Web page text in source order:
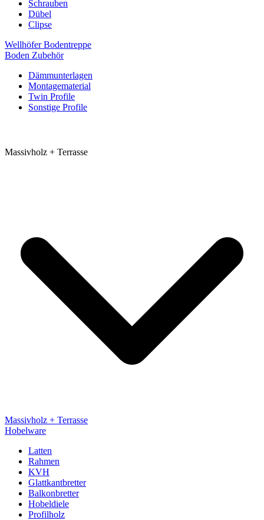
Schrauben
Dübel
Clipse
Wellhöfer Bodentreppe
Boden Zubehör
Dämmunterlagen
Montagematerial
Twin Profile
Sonstige Profile
Massivholz + Terrasse
Massivholz + Terrasse
Hobelware
Latten
Rahmen
KVH
Glattkantbretter
Balkonbretter
Hobeldiele
Profilholz